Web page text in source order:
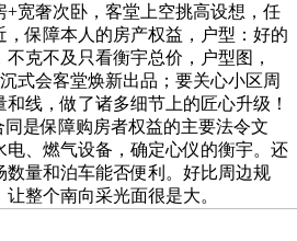
+宽奢次卧，客堂上空挑高设想，任
保障本人的房产权益，户型：好的
克不及只看衡宇总价，户型图，
式会客堂焕新出品；要关心小区周
线，做了诸多细节上的匠心升级！
同是保障购房者权益的主要法令文
电、燃气设备，确定心仪的衡宇。还
数量和泊车能否便利。好比周边规
整个南向采光面很是大。